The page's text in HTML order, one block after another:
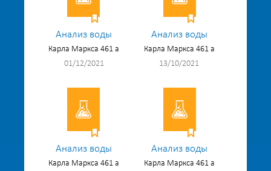
Анализ воды
Карла Маркса 461 а
01/12/2021
Анализ воды
Карла Маркса 461 а
13/10/2021
Анализ воды
Карла Маркса 461 а
Анализ воды
Карла Маркса 461 а